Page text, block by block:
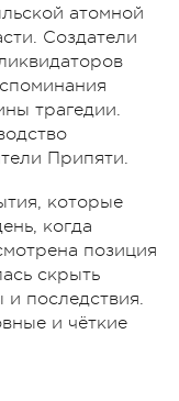
атомной
Создатели
трагедии.
Припяти.
которые
когда
позиция
скрыть
последствия.
и чёткие